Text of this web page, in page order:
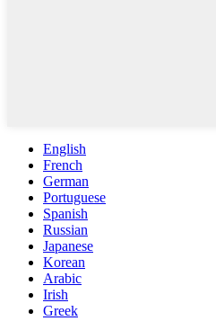
English
French
German
Portuguese
Spanish
Russian
Japanese
Korean
Arabic
Irish
Greek